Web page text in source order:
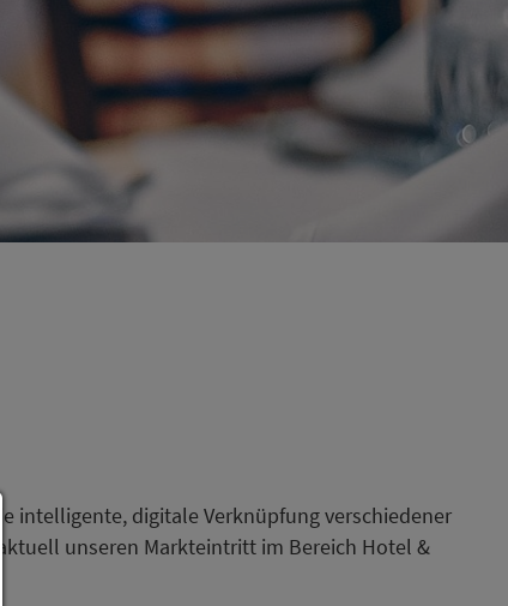
intelligente, digitale Verknüpfung verschiedener
unseren Markteintritt im Bereich Hotel &